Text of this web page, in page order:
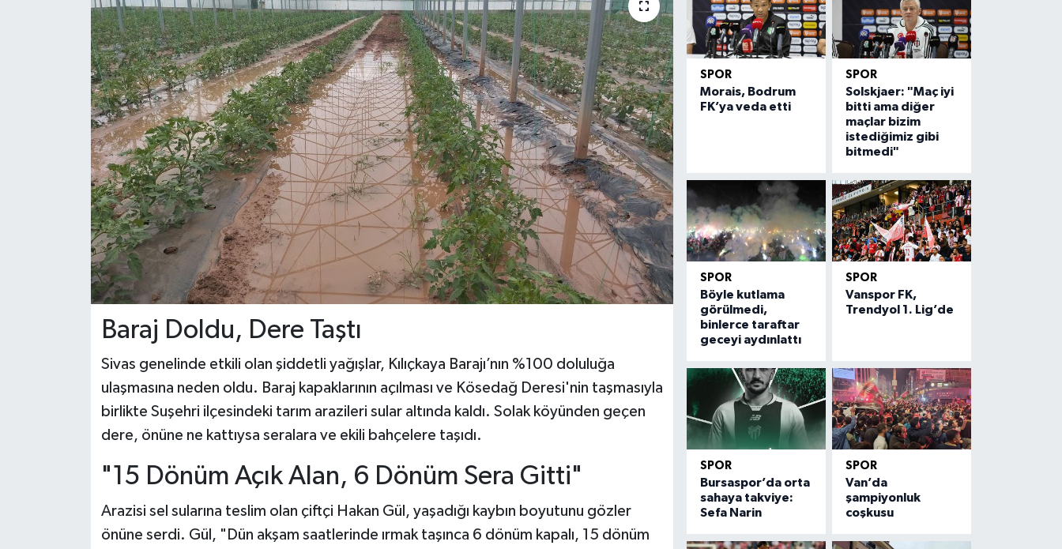
Baraj Doldu, Dere Taştı
Sivas genelinde etkili olan şiddetli yağışlar, Kılıçkaya Barajı’nın %100 doluluğa
ulaşmasına neden oldu. Baraj kapaklarının açılması ve Kösedağ Deresi'nin taşmasıyla
birlikte Suşehri ilçesindeki tarım arazileri sular altında kaldı. Solak köyünden geçen
dere, önüne ne kattıysa seralara ve ekili bahçelere taşıdı.
"15 Dönüm Açık Alan, 6 Dönüm Sera Gitti"
Arazisi sel sularına teslim olan çiftçi Hakan Gül, yaşadığı kaybın boyutunu gözler
önüne serdi. Gül, "Dün akşam saatlerinde ırmak taşınca 6 dönüm kapalı, 15 dönüm
SPOR
Morais, Bodrum
FK’ya veda etti
SPOR
Solskjaer: "Maç iyi
bitti ama diğer
maçlar bizim
istediğimiz gibi
bitmedi"
SPOR
Böyle kutlama
görülmedi,
binlerce taraftar
geceyi aydınlattı
SPOR
Vanspor FK,
Trendyol 1. Lig’de
SPOR
Bursaspor’da orta
sahaya takviye:
Sefa Narin
SPOR
Van’da
şampiyonluk
coşkusu